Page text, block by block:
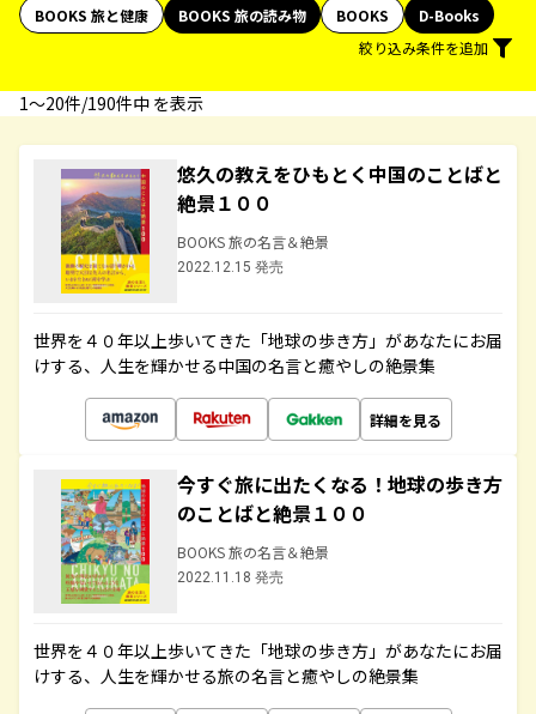
BOOKS 旅と健康
BOOKS 旅の読み物 BOOKS
D-Books
絞り込み条件を追加
1〜20件/190件中 を表示
悠久の教えをひもとく中国のことばと
絶景１００
BOOKS 旅の名言＆絶景
2022.12.15 発売
世界を４０年以上歩いてきた「地球の歩き方」があなたにお届
けする、人生を輝かせる中国の名言と癒やしの絶景集
詳細を見る
今すぐ旅に出たくなる！地球の歩き方
のことばと絶景１００
BOOKS 旅の名言＆絶景
2022.11.18 発売
世界を４０年以上歩いてきた「地球の歩き方」があなたにお届
けする、人生を輝かせる旅の名言と癒やしの絶景集